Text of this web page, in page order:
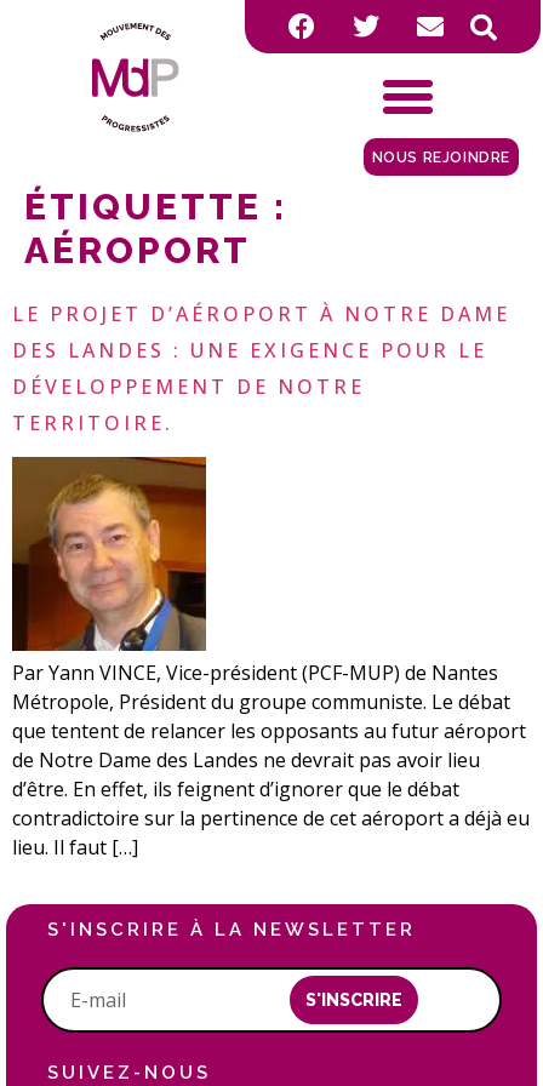
NOUS REJOINDRE
ÉTIQUETTE :
AÉROPORT
LE PROJET D’AÉROPORT À NOTRE DAME
DES LANDES : UNE EXIGENCE POUR LE
DÉVELOPPEMENT DE NOTRE
TERRITOIRE.
Par Yann VINCE, Vice-président (PCF-MUP) de Nantes
Métropole, Président du groupe communiste. Le débat
que tentent de relancer les opposants au futur aéroport
de Notre Dame des Landes ne devrait pas avoir lieu
d’être. En effet, ils feignent d’ignorer que le débat
contradictoire sur la pertinence de cet aéroport a déjà eu
lieu. Il faut […]
S'INSCRIRE À LA NEWSLETTER
S'INSCRIRE
SUIVEZ-NOUS